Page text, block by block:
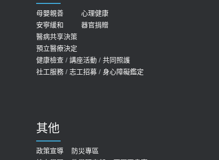
女性必看國健署公費懶人包！這幾項檢
查完全免費 沒做虧大了
2026-05-14
一定得換人工關節
2019-10-08
20歲迪士尼男星因癲癇猝逝 老人小
孩最好發、醫師點出8大前兆
2019-07-09
預約
母嬰親善
心理健康
安寧緩和
器官捐贈
醫病共享決策
預立醫療決定
健康檢查 / 講座活動 / 共同照護
社工服務 / 志工招募 / 身心障礙鑑定
其他
政策宣導
防災專區